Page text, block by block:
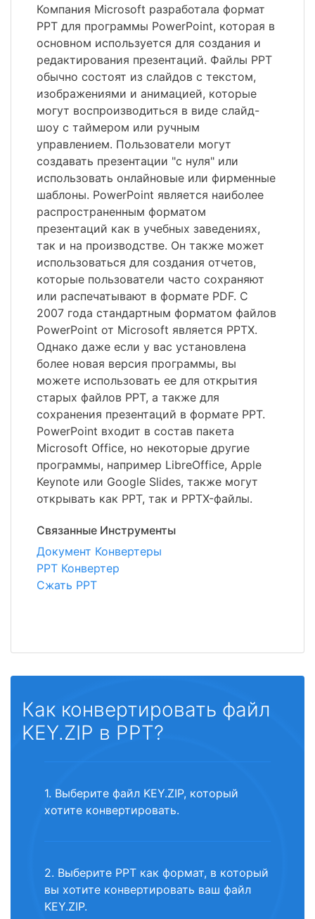
Компания Microsoft разработала формат
PPT для программы PowerPoint, которая в
основном используется для создания и
редактирования презентаций. Файлы PPT
обычно состоят из слайдов с текстом,
изображениями и анимацией, которые
могут воспроизводиться в виде слайд-
шоу с таймером или ручным
управлением. Пользователи могут
создавать презентации "с нуля" или
использовать онлайновые или фирменные
шаблоны. PowerPoint является наиболее
распространенным форматом
презентаций как в учебных заведениях,
так и на производстве. Он также может
использоваться для создания отчетов,
которые пользователи часто сохраняют
или распечатывают в формате PDF. С
2007 года стандартным форматом файлов
PowerPoint от Microsoft является PPTX.
Однако даже если у вас установлена
более новая версия программы, вы
можете использовать ее для открытия
старых файлов PPT, а также для
сохранения презентаций в формате PPT.
PowerPoint входит в состав пакета
Microsoft Office, но некоторые другие
программы, например LibreOffice, Apple
Keynote или Google Slides, также могут
открывать как PPT, так и PPTX-файлы.
Связанные Инструменты
Документ Конвертеры
PPT Конвертер
Сжать PPT
Как конвертировать файл
KEY.ZIP в PPT?
1. Выберите файл KEY.ZIP, который
хотите конвертировать.
2. Выберите PPT как формат, в который
вы хотите конвертировать ваш файл
KEY.ZIP.